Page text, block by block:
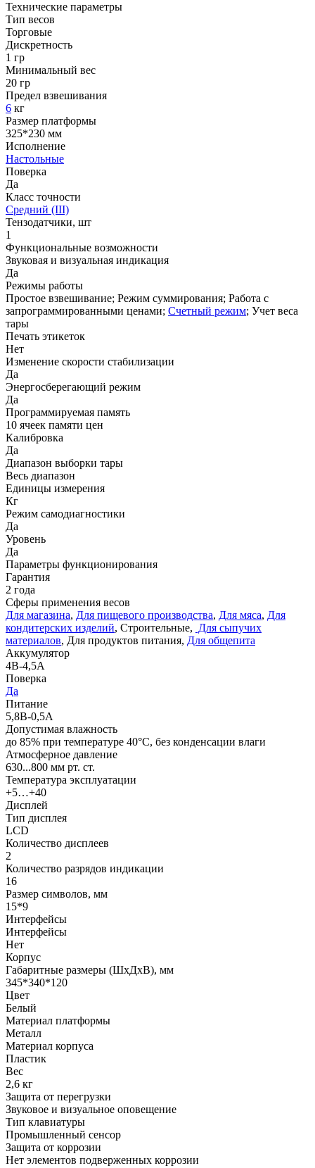
Технические параметры
Тип весов
Торговые
Дискретность
1 гр
Минимальный вес
20 гр
Предел взвешивания
6 кг
Размер платформы
325*230 мм
Исполнение
Настольные
Поверка
Да
Класс точности
Средний (III)
Тензодатчики, шт
1
Функциональные возможности
Звуковая и визуальная индикация
Да
Режимы работы
Простое взвешивание; Режим суммирования; Работа с
запрограммированными ценами; Счетный режим; Учет веса
тары
Печать этикеток
Нет
Изменение скорости стабилизации
Да
Энергосберегающий режим
Да
Программируемая память
10 ячеек памяти цен
Калибровка
Да
Диапазон выборки тары
Весь диапазон
Единицы измерения
Кг
Режим самодиагностики
Да
Уровень
Да
Параметры функционирования
Гарантия
2 года
Сферы применения весов
Для магазина, Для пищевого производства, Для мяса, Для
кондитерских изделий, Строительные, Для сыпучих
материалов, Для продуктов питания, Для общепита
Аккумулятор
4В-4,5А
Поверка
Да
Питание
5,8В-0,5А
Допустимая влажность
до 85% при температуре 40°С, без конденсации влаги
Атмосферное давление
630...800 мм рт. ст.
Температура эксплуатации
+5…+40
Дисплей
Тип дисплея
LCD
Количество дисплеев
2
Количество разрядов индикации
16
Размер символов, мм
15*9
Интерфейсы
Интерфейсы
Нет
Корпус
Габаритные размеры (ШхДхВ), мм
345*340*120
Цвет
Белый
Материал платформы
Металл
Материал корпуса
Пластик
Вес
2,6 кг
Защита от перегрузки
Звуковое и визуальное оповещение
Тип клавиатуры
Промышленный сенсор
Защита от коррозии
Нет элементов подверженных коррозии